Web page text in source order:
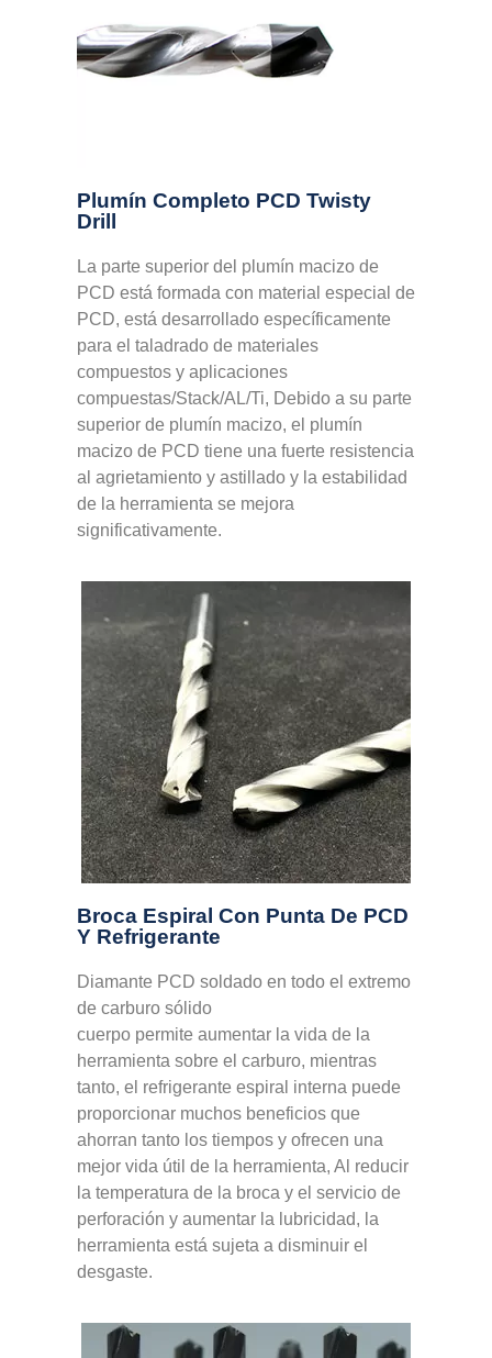
Plumín Completo PCD Twisty
Drill
La parte superior del plumín macizo de
PCD está formada con material especial de
PCD, está desarrollado específicamente
para el taladrado de materiales
compuestos y aplicaciones
compuestas/Stack/AL/Ti, Debido a su parte
superior de plumín macizo, el plumín
macizo de PCD tiene una fuerte resistencia
al agrietamiento y astillado y la estabilidad
de la herramienta se mejora
significativamente.
Broca Espiral Con Punta De PCD
Y Refrigerante
Diamante PCD soldado en todo el extremo
de carburo sólido
cuerpo permite aumentar la vida de la
herramienta sobre el carburo, mientras
tanto, el refrigerante espiral interna puede
proporcionar muchos beneficios que
ahorran tanto los tiempos y ofrecen una
mejor vida útil de la herramienta, Al reducir
la temperatura de la broca y el servicio de
perforación y aumentar la lubricidad, la
herramienta está sujeta a disminuir el
desgaste.